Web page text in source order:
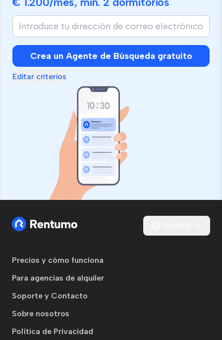
Crea un Agente de Búsqueda gratuito
Editar criterios
Precios y cómo funciona
Para agencias de alquiler
Soporte y Contacto
Sobre nosotros
Política de Privacidad